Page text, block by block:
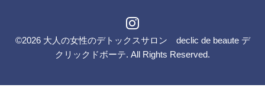
©2026 大人の女性のデトックスサロン declic de beaute デ
クリックドボーテ. All Rights Reserved.